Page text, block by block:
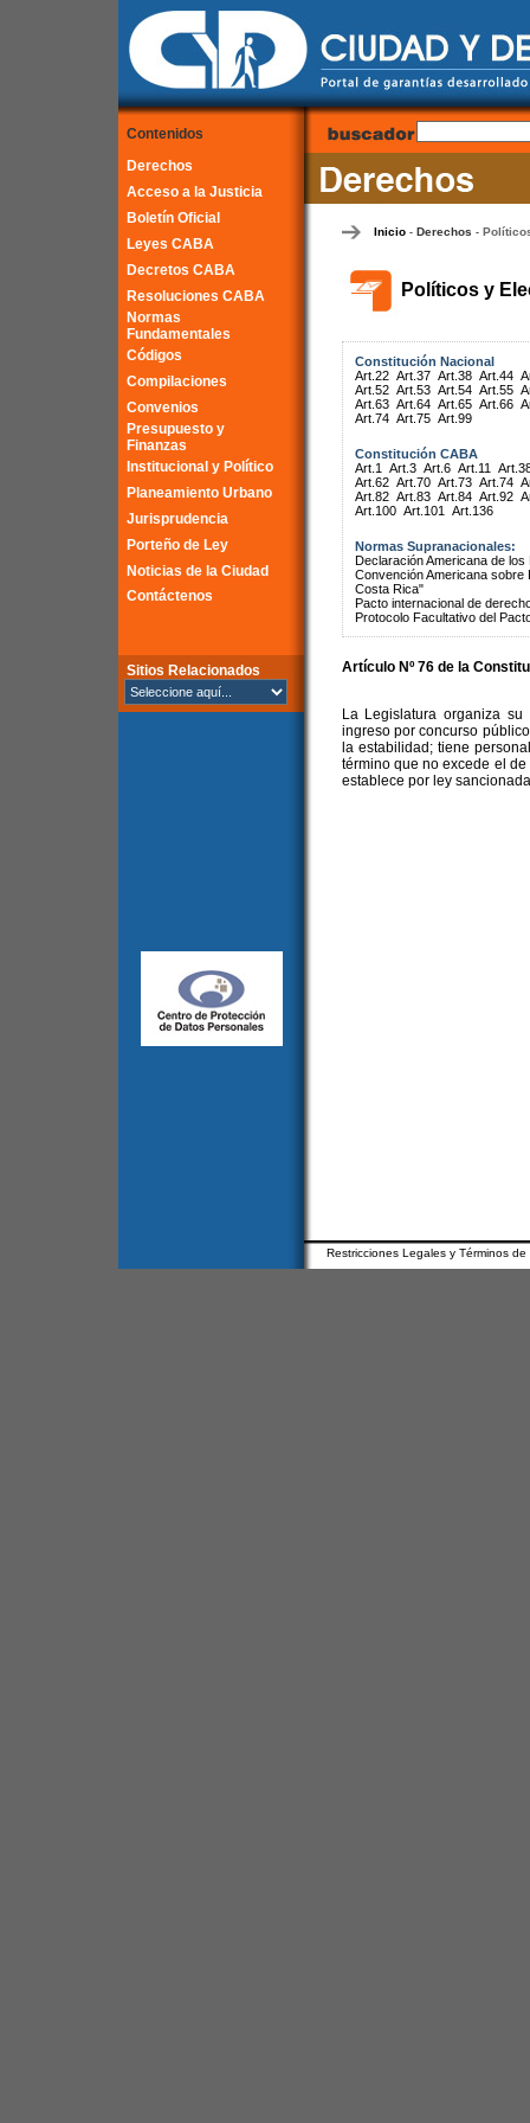
Contenidos
Derechos
Acceso a la Justicia
Boletín Oficial
Leyes CABA
Decretos CABA
Resoluciones CABA
Normas
Fundamentales
Códigos
Compilaciones
Convenios
Presupuesto y
Finanzas
Institucional y Político
Planeamiento Urbano
Jurisprudencia
Porteño de Ley
Noticias de la Ciudad
Contáctenos
Sitios Relacionados
Inicio- Derechos -
Políticos y
Constitución Nacional
Art.22 Art.37 Art.38 Art.44
Art.52 Art.53 Art.54 Art.55
Art.63 Art.64 Art.65 Art.66
Art.74 Art.75 Art.99
Constitución CABA
Art.1
Art.3 Art.6 Art.11
Art.62 Art.70 Art.73 Art.74
Art.82 Art.83 Art.84 Art.92
Art.100 Art.101 Art.136
Normas Supranacionales:
Declaración Americana de
Convención Americana
Costa Rica"
Pacto internacional de
Protocolo Facultativo del
Artículo Nº 76 de la
La Legislatura organiza
ingreso por concurso
la estabilidad; tiene
término que no excede el
establece por ley
Restricciones Legales y Términos de